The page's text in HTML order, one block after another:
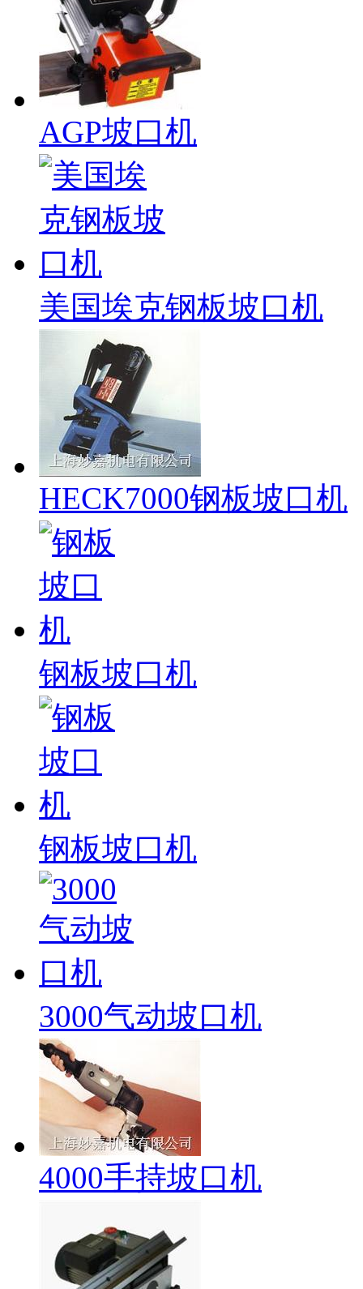
AGP坡口机
美国埃克钢板坡口机
HECK7000钢板坡口机
钢板坡口机
钢板坡口机
3000气动坡口机
4000手持坡口机